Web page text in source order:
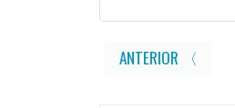
ANTERIOR 〈